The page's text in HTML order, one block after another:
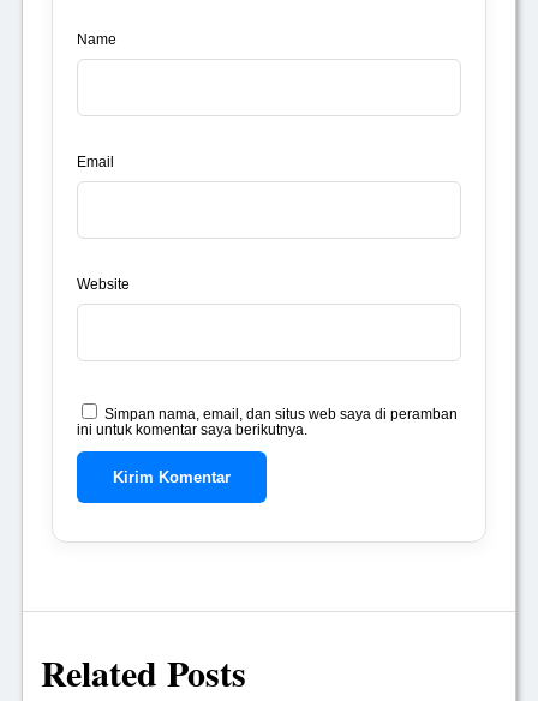
Name
Email
Website
Simpan nama, email, dan situs web saya di peramban
ini untuk komentar saya berikutnya.
Related Posts